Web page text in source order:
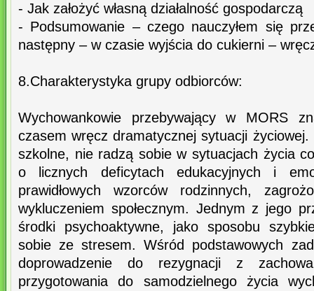
- Jak założyć własną działalność gospodarczą
- Podsumowanie – czego nauczyłem się
następny – w czasie wyjścia do cukierni –
8.Charakterystyka grupy odbiorców:
Wychowankowie przebywający w MORS
czasem wręcz dramatycznej sytuacji
szkolne, nie radzą sobie w sytuacjach życia
o licznych deficytach edukacyjnych i
prawidłowych wzorców rodzinnych,
wykluczeniem społecznym. Jednym z jego
środki psychoaktywne, jako sposobu
sobie ze stresem. Wśród podstawowych
doprowadzenie do rezygnacji z
przygotowania do samodzielnego życia